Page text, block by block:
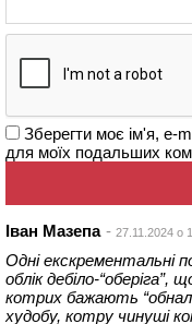
Зберегти моє ім'я, e-
для моїх подальших
Іван Мазепа 27.11.2024 о
Одні екскрементальні
облік дебіло-
котрих бажають
худобу, котру чинуші